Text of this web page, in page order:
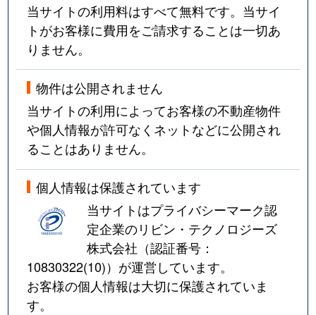
当サイトの利用料はすべて無料です。当サイ
トがお客様に費用をご請求することは一切あ
りません。
物件は公開されません
当サイトの利用によってお客様の不動産物件
や個人情報が許可なくネットなどに公開され
ることはありません。
個人情報は保護されています
当サイトはプライバシーマーク認
定企業のリビン・テクノロジーズ
株式会社（認証番号：
10830322(10)）が運営しています。
お客様の個人情報は大切に保護されていま
す。